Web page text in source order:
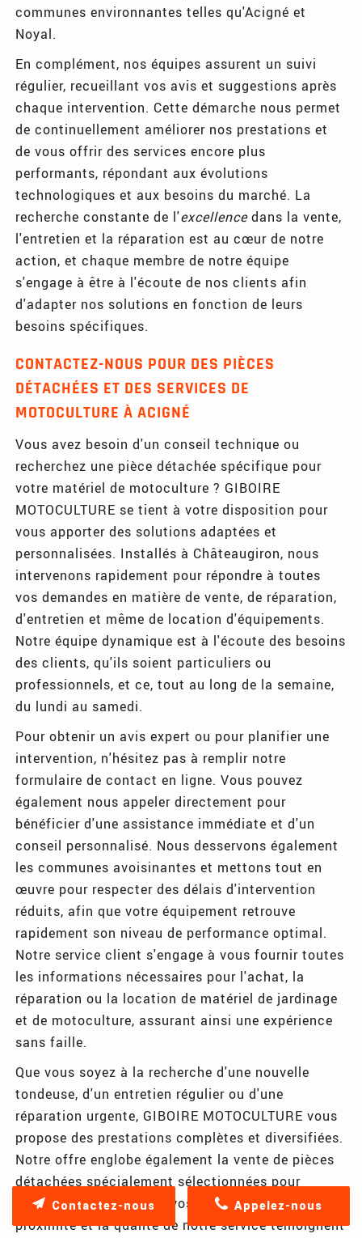
communes environnantes telles qu'Acigné et
Noyal.
En complément, nos équipes assurent un suivi
régulier, recueillant vos avis et suggestions après
chaque intervention. Cette démarche nous permet
de continuellement améliorer nos prestations et
de vous offrir des services encore plus
performants, répondant aux évolutions
technologiques et aux besoins du marché. La
recherche constante de l'excellencedans la vente,
l'entretien et la réparation est au cœur de notre
action, et chaque membre de notre équipe
s'engage à être à l'écoute de nos clients afin
d'adapter nos solutions en fonction de leurs
besoins spécifiques.
CONTACTEZ-NOUS POUR DES PIÈCES
DÉTACHÉES ET DES SERVICES DE
MOTOCULTURE À ACIGNÉ
Vous avez besoin d'un conseil technique ou
recherchez une pièce détachée spécifique pour
votre matériel de motoculture ? GIBOIRE
MOTOCULTURE se tient à votre disposition pour
vous apporter des solutions adaptées et
personnalisées. Installés à Châteaugiron, nous
intervenons rapidement pour répondre à toutes
vos demandes en matière de vente, de réparation,
d'entretien et même de location d'équipements.
Notre équipe dynamique est à l'écoute des besoins
des clients, qu'ils soient particuliers ou
professionnels, et ce, tout au long de la semaine,
du lundi au samedi.
Pour obtenir un avis expert ou pour planifier une
intervention, n'hésitez pas à remplir notre
formulaire de contact en ligne. Vous pouvez
également nous appeler directement pour
bénéficier d'une assistance immédiate et d'un
conseil personnalisé. Nous desservons également
les communes avoisinantes et mettons tout en
œuvre pour respecter des délais d'intervention
réduits, afin que votre équipement retrouve
rapidement son niveau de performance optimal.
Notre service client s'engage à vous fournir toutes
les informations nécessaires pour l'achat, la
réparation ou la location de matériel de jardinage
et de motoculture, assurant ainsi une expérience
sans faille.
Que vous soyez à la recherche d'une nouvelle
tondeuse, d'un entretien régulier ou d'une
réparation urgente, GIBOIRE MOTOCULTURE vous
propose des prestations complètes et diversifiées.
Notre offre englobe également la vente de pièces
détachées spécialement sélectionnées pour
garantir la longévité de vos équipements. La
proximité et la qualité de notre service témoignent
Appelez-nous
Contactez-nous